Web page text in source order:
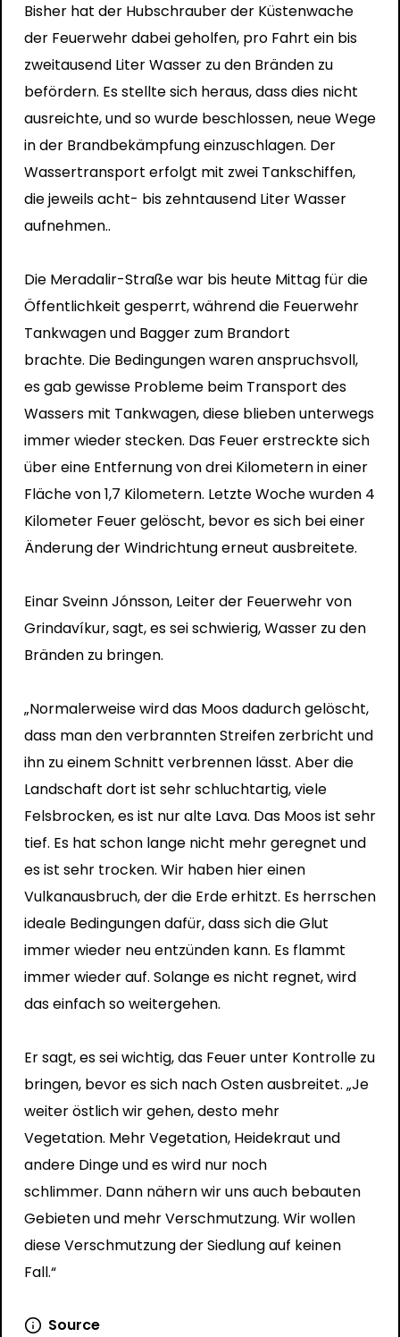
Bisher hat der Hubschrauber der Küstenwache
der Feuerwehr dabei geholfen, pro Fahrt ein bis
zweitausend Liter Wasser zu den Bränden zu
befördern. Es stellte sich heraus, dass dies nicht
ausreichte, und so wurde beschlossen, neue Wege
in der Brandbekämpfung einzuschlagen. Der
Wassertransport erfolgt mit zwei Tankschiffen,
die jeweils acht- bis zehntausend Liter Wasser
aufnehmen..
Die Meradalir-Straße war bis heute Mittag für die
Öffentlichkeit gesperrt, während die Feuerwehr
Tankwagen und Bagger zum Brandort
brachte. Die Bedingungen waren anspruchsvoll,
es gab gewisse Probleme beim Transport des
Wassers mit Tankwagen, diese blieben unterwegs
immer wieder stecken. Das Feuer erstreckte sich
über eine Entfernung von drei Kilometern in einer
Fläche von 1,7 Kilometern. Letzte Woche wurden 4
Kilometer Feuer gelöscht, bevor es sich bei einer
Änderung der Windrichtung erneut ausbreitete.
Einar Sveinn Jónsson, Leiter der Feuerwehr von
Grindavíkur, sagt, es sei schwierig, Wasser zu den
Bränden zu bringen.
„Normalerweise wird das Moos dadurch gelöscht,
dass man den verbrannten Streifen zerbricht und
ihn zu einem Schnitt verbrennen lässt. Aber die
Landschaft dort ist sehr schluchtartig, viele
Felsbrocken, es ist nur alte Lava. Das Moos ist sehr
tief. Es hat schon lange nicht mehr geregnet und
es ist sehr trocken. Wir haben hier einen
Vulkanausbruch, der die Erde erhitzt. Es herrschen
ideale Bedingungen dafür, dass sich die Glut
immer wieder neu entzünden kann. Es flammt
immer wieder auf. Solange es nicht regnet, wird
das einfach so weitergehen.
Er sagt, es sei wichtig, das Feuer unter Kontrolle zu
bringen, bevor es sich nach Osten ausbreitet. „Je
weiter östlich wir gehen, desto mehr
Vegetation. Mehr Vegetation, Heidekraut und
andere Dinge und es wird nur noch
schlimmer. Dann nähern wir uns auch bebauten
Gebieten und mehr Verschmutzung. Wir wollen
diese Verschmutzung der Siedlung auf keinen
Fall.“
Source